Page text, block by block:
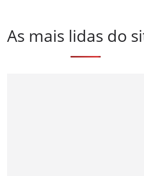
As mais lidas do